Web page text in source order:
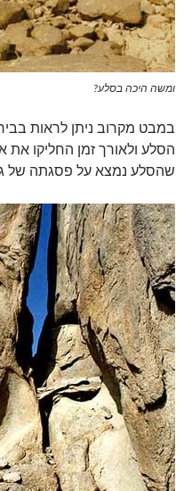
ומשה היכה בסלע?
במבט מקרוב ניתן לראות
הסלע ולאורך זמן החליקו את
שהסלע נמצא על פסגתה של